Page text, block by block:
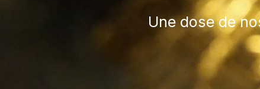
Une dose de